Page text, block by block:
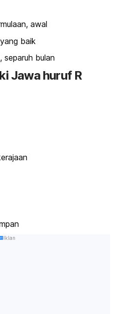
awal
baik
separuh bulan
Jawa huruf R
Iklan